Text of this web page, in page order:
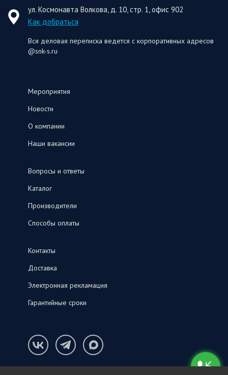
ул. Космонавта Волкова, д. 10, стр. 1, офис 902
Как добраться
Вся деловая переписка ведется с корпоративных адресов
@snk-s.ru
Мероприятия
Новости
О компании
Наши вакансии
Вопросы и ответы
Каталог
Производители
Способы оплаты
Контакты
Доставка
Электронная рекламация
Гарантийные сроки